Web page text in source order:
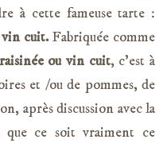
à cette fameuse tarte :
vin cuit.Fabriquée comme
raisinée ou vin cuit, c’est à
et /ou de pommes, de
après discussion avec la
que ce soit vraiment ce